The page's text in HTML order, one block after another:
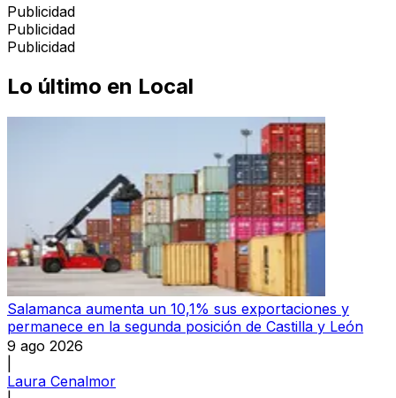
Publicidad
Publicidad
Publicidad
Lo último en Local
Salamanca aumenta un 10,1% sus exportaciones y
permanece en la segunda posición de Castilla y León
9 ago 2026
Laura Cenalmor